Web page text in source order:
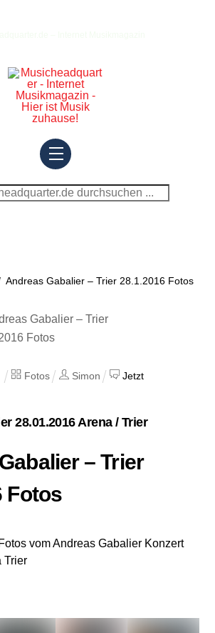
Menu
Andreas Gabalier – Trier 28.1.2016 Fotos
Fotos Simon
Jetzt
28.01.2016 Arena / Trier
– Trier
Fotos
vom Andreas Gabalier Konzert
Trier